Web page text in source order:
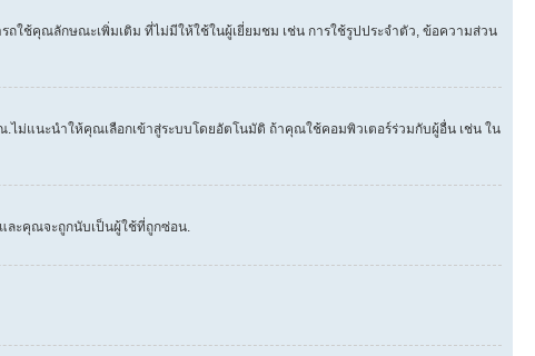
ใช้คุณลักษณะเพิ่มเติม ที่ไม่มีให้ใช้ในผู้เยี่ยมชม เช่น การใช้รูปประจำตัว, ข้อความส่วน
ม่แนะนำให้คุณเลือกเข้าสู่ระบบโดยอัตโนมัติ ถ้าคุณใช้คอมพิวเตอร์ร่วมกับผู้อื่น เช่น ใน
ละคุณจะถูกนับเป็นผู้ใช้ที่ถูกซ่อน.